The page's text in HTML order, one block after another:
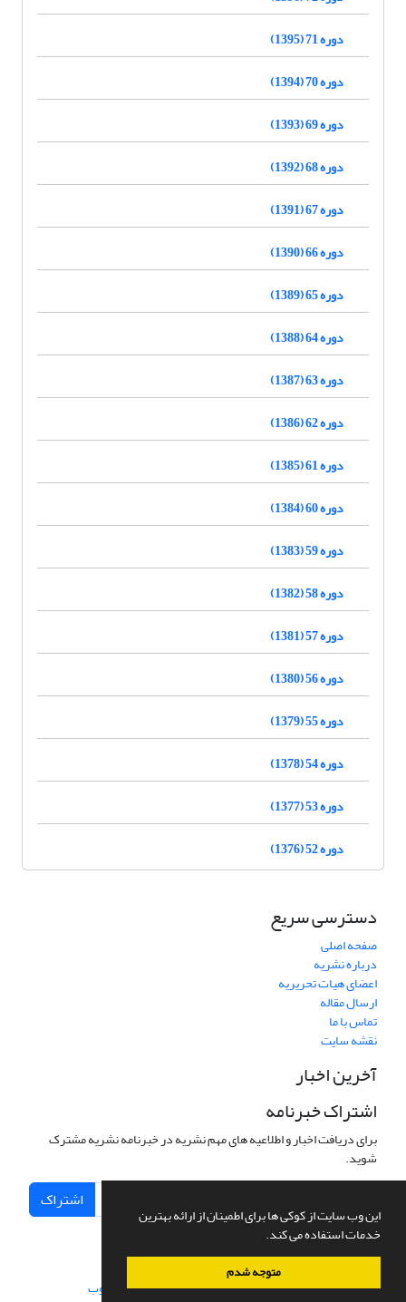
این وب سایت از کوکی ها برای اطمینان از ارائه بهترین
خدمات استفاده می کند.
متوجه شدم
دوره 71 (1395)
دوره 70 (1394)
دوره 69 (1393)
دوره 68 (1392)
دوره 67 (1391)
دوره 66 (1390)
دوره 65 (1389)
دوره 64 (1388)
دوره 63 (1387)
دوره 62 (1386)
دوره 61 (1385)
دوره 60 (1384)
دوره 59 (1383)
دوره 58 (1382)
دوره 57 (1381)
دوره 56 (1380)
دوره 55 (1379)
دوره 54 (1378)
دوره 53 (1377)
دوره 52 (1376)
دسترسی سریع
صفحه اصلی
درباره نشریه
اعضای هیات تحریریه
ارسال مقاله
تماس با ما
نقشه سایت
آخرین اخبار
اشتراک خبرنامه
برای دریافت اخبار و اطلاعیه های مهم نشریه در خبرنامه نشریه مشترک
شوید.
اشتراک
سامانه مدیریت نشریات علمی.طراحی و پیاده سازی از سیناوب